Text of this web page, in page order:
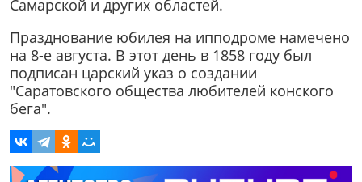
Самарской и других областей.
Празднование юбилея на ипподроме намечено
на 8-е августа. В этот день в 1858 году был
подписан царский указ о создании
"Саратовского общества любителей конского
бега".